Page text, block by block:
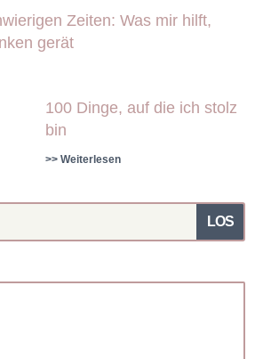
Zeiten: Was mir hilft,
gerät
100 Dinge, auf die ich stolz
bin
>> Weiterlesen
LOS